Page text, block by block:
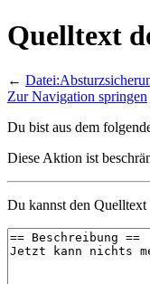
Quelltext
←
Zur Navigation springen
Du bist aus dem
Diese Aktion ist
Du kannst den Quelltext